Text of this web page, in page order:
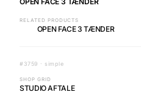
RELATED PRODUCTS
OPEN FACE 3 TÆNDER
#3759 · simple
SHOP GRID
STUDIO AFTALE